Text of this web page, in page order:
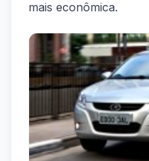
mais econômica.